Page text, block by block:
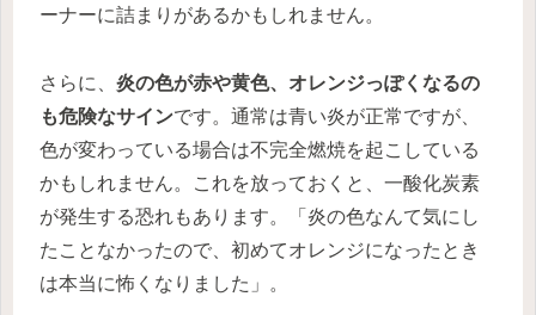
ーナーに詰まりがあるかもしれません。
さらに、 炎の色が赤や黄色、オレンジっぽくなるの
も危険なサインです。通常は青い炎が正常ですが、
色が変わっている場合は不完全燃焼を起こしている
かもしれません。これを放っておくと、一酸化炭素
が発生する恐れもあります。「炎の色なんて気にし
たことなかったので、初めてオレンジになったとき
は本当に怖くなりました」。